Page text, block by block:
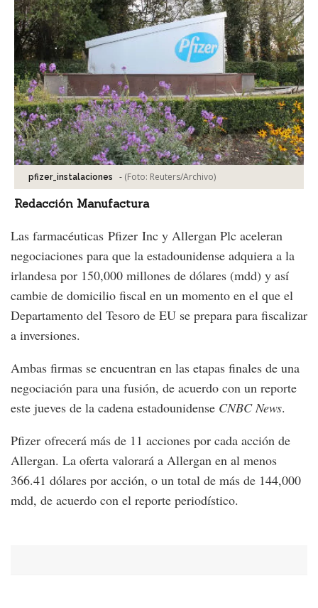
pfizer_instalaciones - (Foto: Reuters/Archivo)
Redacción Manufactura
Las farmacéuticas Pfizer Inc y Allergan Plc aceleran
negociaciones para que la estadounidense adquiera a la
irlandesa por 150,000 millones de dólares (mdd) y así
cambie de domicilio fiscal en un momento en el que el
Departamento del Tesoro de EU se prepara para fiscalizar
a inversiones.
Ambas firmas se encuentran en las etapas finales de una
negociación para una fusión, de acuerdo con un reporte
este jueves de la cadena estadounidense CNBC News.
Pfizer ofrecerá más de 11 acciones por cada acción de
Allergan. La oferta valorará a Allergan en al menos
366.41 dólares por acción, o un total de más de 144,000
mdd, de acuerdo con el reporte periodístico.